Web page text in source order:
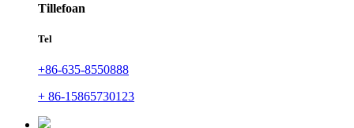
Tillefoan
Tel
+86-635-8550888
+ 86-15865730123